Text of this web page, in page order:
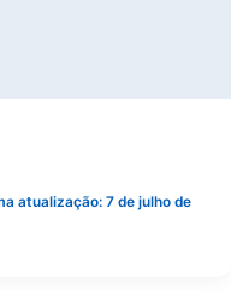
atualização: 7 de julho de